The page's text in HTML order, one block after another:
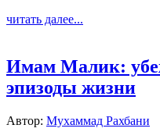
читать далее...
Имам Малик:
эпизоды жизни
Автор: Мухаммад Рахбани